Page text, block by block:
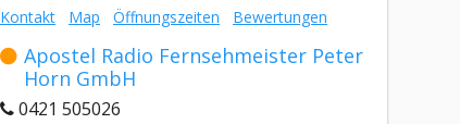
Kontakt Map Öffnungszeiten Bewertungen
Apostel Radio Fernsehmeister Peter
Horn GmbH
0421 505026